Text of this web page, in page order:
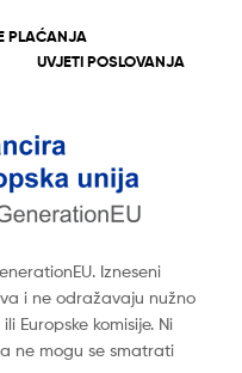
PLAĆANJA
UVJETI POSLOVANJA
Izneseni
i ne odražavaju nužno
Europske komisije. Ni
ne mogu se smatrati